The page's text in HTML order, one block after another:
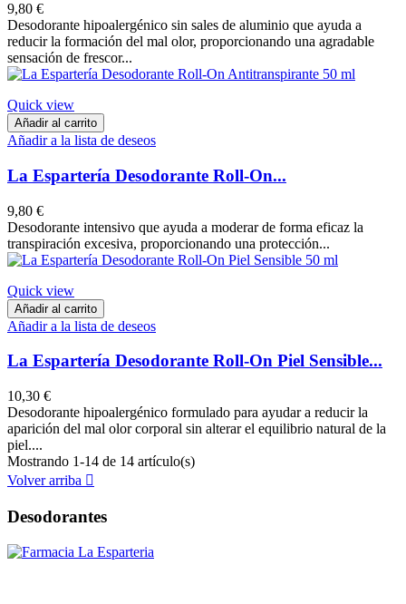
9,80 €
Desodorante hipoalergénico sin sales de aluminio que ayuda a
reducir la formación del mal olor, proporcionando una agradable
sensación de frescor...
Quick view
Añadir al carrito
Añadir a la lista de deseos
La Espartería Desodorante Roll-On...
9,80 €
Desodorante intensivo que ayuda a moderar de forma eficaz la
transpiración excesiva, proporcionando una protección...
Quick view
Añadir al carrito
Añadir a la lista de deseos
La Espartería Desodorante Roll-On Piel Sensible...
10,30 €
Desodorante hipoalergénico formulado para ayudar a reducir la
aparición del mal olor corporal sin alterar el equilibrio natural de la
piel....
Mostrando 1-14 de 14 artículo(s)
Volver arriba 
Desodorantes